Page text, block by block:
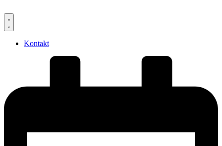
Kontakt